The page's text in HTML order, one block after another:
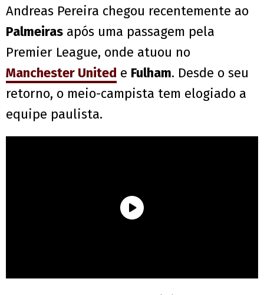
Andreas Pereira chegou recentemente ao
Palmeiras após uma passagem pela
Premier League, onde atuou no
Manchester United e Fulham. Desde o seu
retorno, o meio-campista tem elogiado a
equipe paulista.